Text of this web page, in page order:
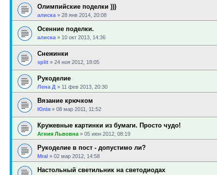
Олимпийские поделки )))
алиска » 28 янв 2014, 20:08
Осенние поделки.
алиска » 10 окт 2013, 14:36
Снежинки
sрlit » 24 ноя 2012, 18:05
Рукоделие
Лена Д » 11 фев 2013, 20:30
Вязание крючком
Юлія » 08 мар 2011, 11:52
Кружевные картинки из бумаги. Просто чудо!
Агния Львовна » 05 июн 2012, 08:19
Рукоделие в пост - допустимо ли?
Mral » 02 мар 2012, 14:58
Настольный светильник на светодиодах